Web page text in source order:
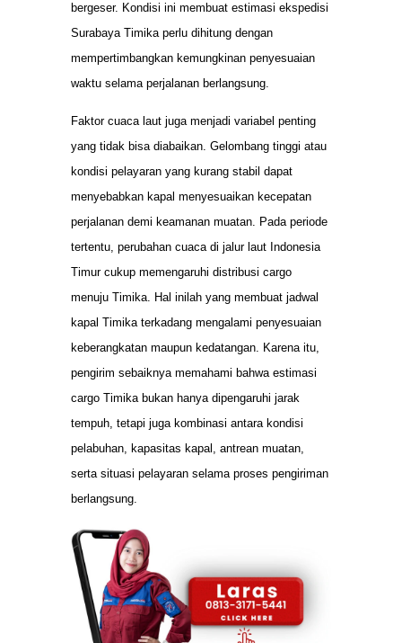
bergeser. Kondisi ini membuat estimasi ekspedisi
Surabaya Timika perlu dihitung dengan
mempertimbangkan kemungkinan penyesuaian
waktu selama perjalanan berlangsung.
Faktor cuaca laut juga menjadi variabel penting
yang tidak bisa diabaikan. Gelombang tinggi atau
kondisi pelayaran yang kurang stabil dapat
menyebabkan kapal menyesuaikan kecepatan
perjalanan demi keamanan muatan. Pada periode
tertentu, perubahan cuaca di jalur laut Indonesia
Timur cukup memengaruhi distribusi cargo
menuju Timika. Hal inilah yang membuat jadwal
kapal Timika terkadang mengalami penyesuaian
keberangkatan maupun kedatangan. Karena itu,
pengirim sebaiknya memahami bahwa estimasi
cargo Timika bukan hanya dipengaruhi jarak
tempuh, tetapi juga kombinasi antara kondisi
pelabuhan, kapasitas kapal, antrean muatan,
serta situasi pelayaran selama proses pengiriman
berlangsung.